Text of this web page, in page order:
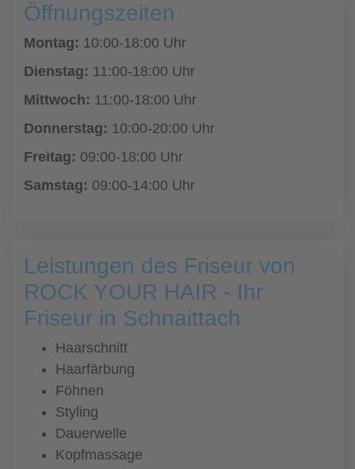
Öffnungszeiten
Montag: 10:00-18:00 Uhr
Dienstag: 11:00-18:00 Uhr
Mittwoch: 11:00-18:00 Uhr
Donnerstag: 10:00-20:00 Uhr
Freitag: 09:00-18:00 Uhr
Samstag: 09:00-14:00 Uhr
Leistungen des Friseur von
ROCK YOUR HAIR - Ihr
Friseur in Schnaittach
Haarschnitt
Haarfärbung
Föhnen
Styling
Dauerwelle
Kopfmassage